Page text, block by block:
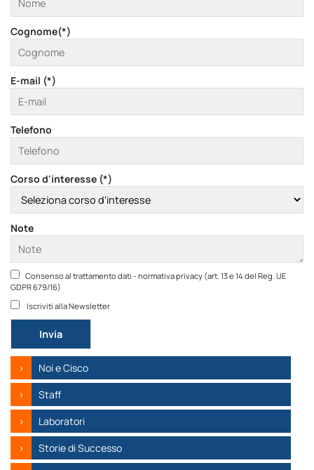
Cognome(*)
E-mail (*)
Telefono
Corso d'interesse (*)
Note
Consenso al trattamento dati - normativa privacy (art. 13 e 14 del Reg. UE
GDPR 679/16)
Iscriviti alla Newsletter
Si prega di lasciare vuoto questo campo.
Noi e Cisco
Staff
Laboratori
Storie di Successo